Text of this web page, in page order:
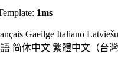
1ms
Gaeilge Italiano Latviešu
简体中文 繁體中文（台灣